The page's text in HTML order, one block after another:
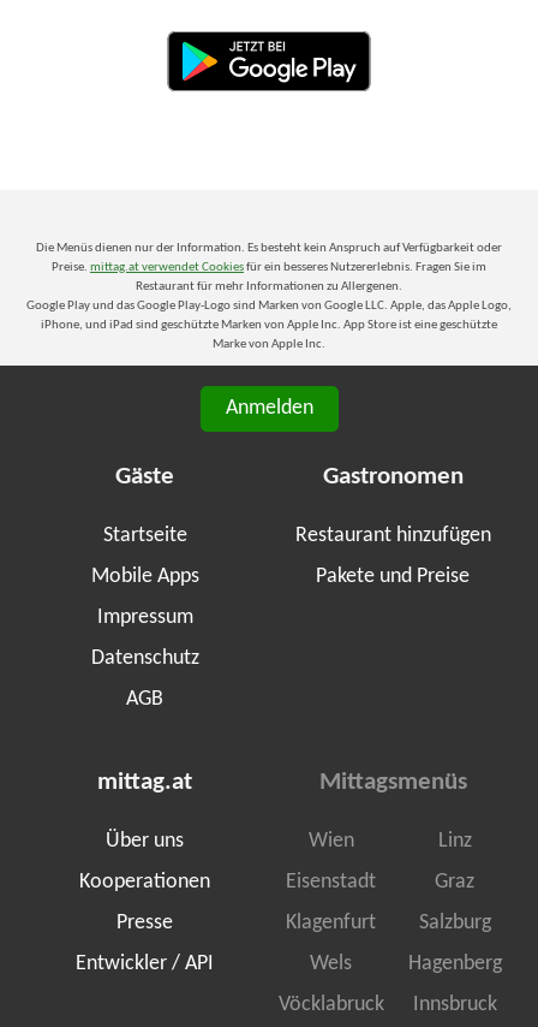
Die Menüs dienen nur der Information. Es besteht kein Anspruch auf Verfügbarkeit oder
Preise. mittag.at verwendet Cookiesfür ein besseres Nutzererlebnis. Fragen Sie im
Restaurant für mehr Informationen zu Allergenen.
Google Play und das Google Play-Logo sind Marken von Google LLC. Apple, das Apple Logo,
iPhone, und iPad sind geschützte Marken von Apple Inc. App Store ist eine geschützte
Marke von Apple Inc.
Anmelden
Gäste
Startseite
Mobile Apps
Impressum
Datenschutz
AGB
Gastronomen
Restaurant hinzufügen
Pakete und Preise
mittag.at
Über uns
Kooperationen
Presse
Entwickler / API
Mittagsmenüs
Wien
Linz
Eisenstadt
Graz
Klagenfurt
Salzburg
Wels
Hagenberg
Vöcklabruck
Innsbruck